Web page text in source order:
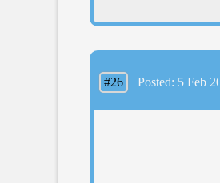
#26 Posted: 5 Feb